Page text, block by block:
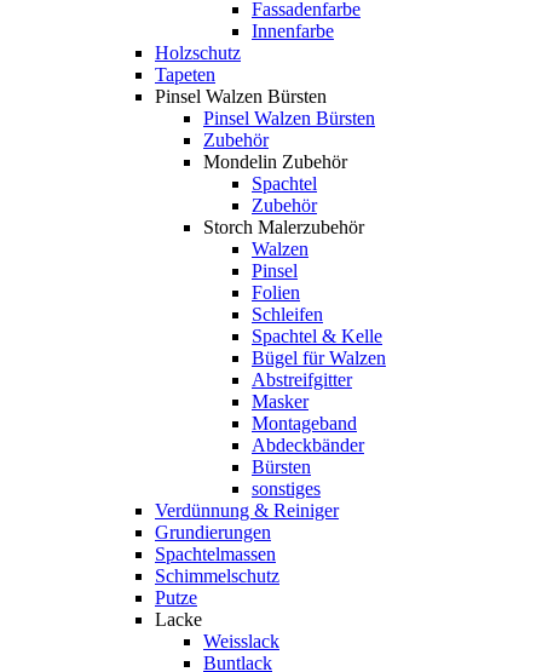
Fassadenfarbe
Innenfarbe
Holzschutz
Tapeten
Pinsel Walzen Bürsten
Pinsel Walzen Bürsten
Zubehör
Mondelin Zubehör
Spachtel
Zubehör
Storch Malerzubehör
Walzen
Pinsel
Folien
Schleifen
Spachtel & Kelle
Bügel für Walzen
Abstreifgitter
Masker
Montageband
Abdeckbänder
Bürsten
sonstiges
Verdünnung & Reiniger
Grundierungen
Spachtelmassen
Schimmelschutz
Putze
Lacke
Weisslack
Buntlack